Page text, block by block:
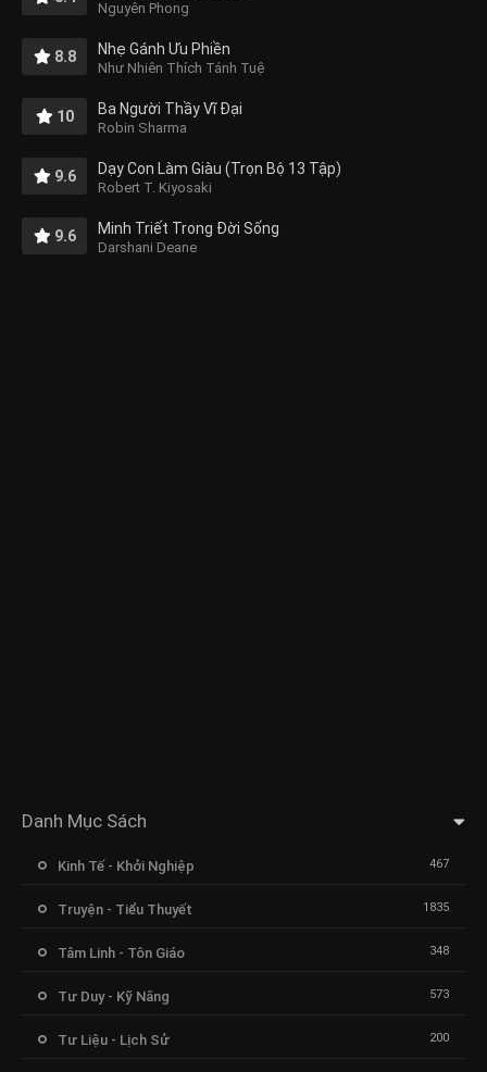
Nguyên Phong
8.8 Nhẹ Gánh Ưu Phiền
Như Nhiên Thích Tánh Tuệ
10 Ba Người Thầy Vĩ Đại
Robin Sharma
9.6 Dạy Con Làm Giàu (Trọn Bộ 13 Tập)
Robert T. Kiyosaki
9.6 Minh Triết Trong Đời Sống
Darshani Deane
Danh Mục Sách
Kinh Tế - Khởi Nghiệp 467
Truyện - Tiểu Thuyết 1835
Tâm Linh - Tôn Giáo 348
Tư Duy - Kỹ Năng 573
Tư Liệu - Lịch Sử 200